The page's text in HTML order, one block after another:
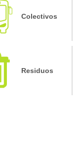
Colectivos
Residuos